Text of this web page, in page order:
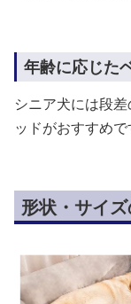
年齢に応じた
シニア犬には段
ッドがおすすめで
形状・サイ